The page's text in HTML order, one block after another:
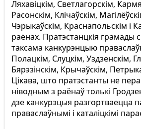
Ляхавіцкім, Светлагорскім,
Расонскім, Клічаўскім,
Чэрыкаўскім, Краснапольскім і
раёнах. Пратэстанцкія грамады
таксама канкурэнцыю
Полацкім, Слуцкім, Уздзенскім,
Бярэзінскім, Крычаўскім,
Цікава, што пратэстанты не
ніводным з раёнаў толькі
дзе канкурэцыя разгортваецца
праваслаўнымі і каталіцкімі